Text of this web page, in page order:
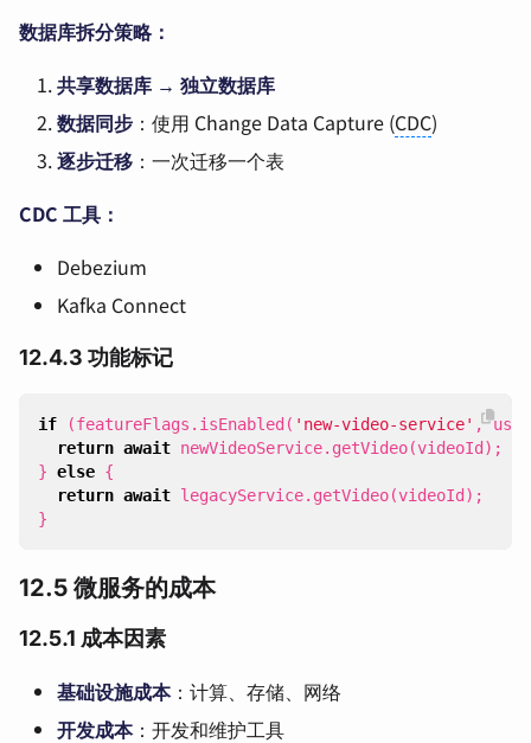
数据库拆分策略：
共享数据库 → 独立数据库
数据同步 ：使用 Change Data Capture (CDC)
逐步迁移 ：一次迁移一个表
CDC 工具：
Debezium
Kafka Connect
12.4.3 功能标记
if (featureFlags . isEnabled ( 'new-video-service' ,
return await newVideoService. getVideo(videoId );
} else {
return await legacyService. getVideo(videoId );
}
12.5 微服务的成本
12.5.1 成本因素
基础设施成本：计算、存储、网络
开发成本：开发和维护工具